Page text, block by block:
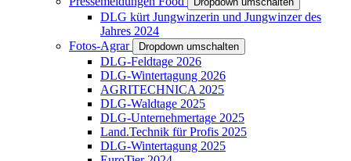
DLG kürt Jungwinzerin und Jungwinzer des
Jahres 2024
Fotos-Agrar
Dropdown umschalten
DLG-Feldtage 2026
DLG-Wintertagung 2026
AGRITECHNICA 2025
DLG-Waldtage 2025
DLG-Unternehmertage 2025
Land.Technik für Profis 2025
DLG-Wintertagung 2025